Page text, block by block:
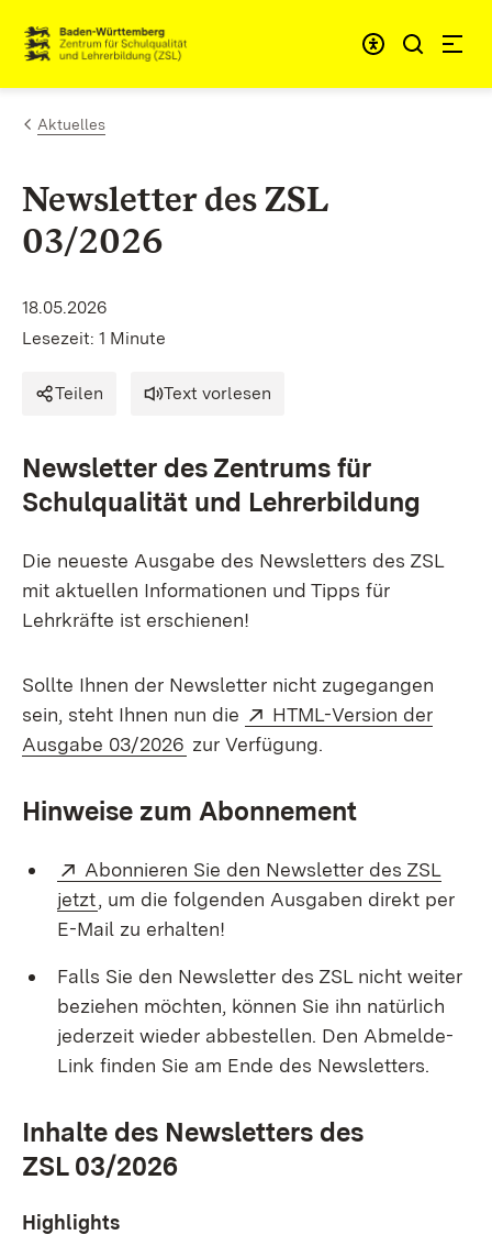
Zum Inhalt springen
Link zur Startseite
Aktuelles
Newsletter des ZSL
03/2026
18.05.2026
Lesezeit: 1 Minute
Teilen Text vorlesen
Newsletter des Zentrums für
Schulqualität und Lehrerbildung
Die neueste Ausgabe des Newsletters des ZSL
mit aktuellen Informationen und Tipps für
Lehrkräfte ist erschienen!
Sollte Ihnen der Newsletter nicht zugegangen
sein, steht Ihnen nun die
Extern:
HTML-Version der
Ausgabe 03/2026 (Öffnet in neuem Fenster)
zur Verfügung.
Hinweise zum Abonnement
Extern:
Abonnieren Sie den Newsletter des ZSL
jetzt (Öffnet in neuem Fenster)
, um die folgenden Ausgaben direkt per
E-Mail zu erhalten!
Falls Sie den Newsletter des ZSL nicht weiter
beziehen möchten, können Sie ihn natürlich
jederzeit wieder abbestellen. Den Abmelde-
Link finden Sie am Ende des Newsletters.
Inhalte des Newsletters des
ZSL 03/2026
Highlights